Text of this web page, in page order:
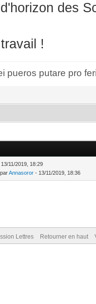
des
!
pueros putare pro
11/2019, 18:29
Annasoror - 13/11/2019, 18:36
Lettres Retourner en haut